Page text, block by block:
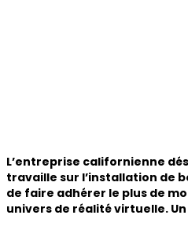
L’entreprise californienne
travaille sur l’installation de
de faire adhérer le plus de
univers de réalité virtuelle.